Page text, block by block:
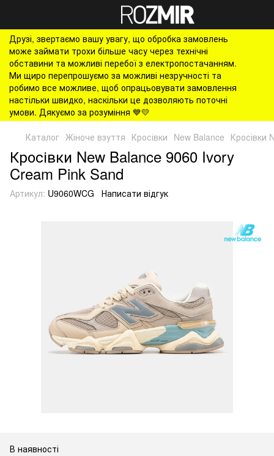
Друзі, звертаємо вашу увагу, що обробка замовлень
може займати трохи більше часу через технічні
обставини та можливі перебої з електропостачанням.
Ми щиро перепрошуємо за можливі незручності та
робимо все можливе, щоб опрацьовувати замовлення
настільки швидко, наскільки це дозволяють поточні
умови. Дякуємо за розуміння 💙💛
Каталог Жіноче взуття Кросівки New Balance Кросівки
Кросівки New Balance 9060 Ivory
Cream Pink Sand
Артикул: U9060WCG Написати відгук
В наявності